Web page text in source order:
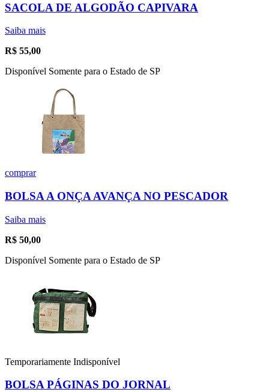
SACOLA DE ALGODÃO CAPIVARA
Saiba mais
R$ 55,00
Disponível Somente para o Estado de SP
comprar
BOLSA A ONÇA AVANÇA NO PESCADOR
Saiba mais
R$ 50,00
Disponível Somente para o Estado de SP
Temporariamente Indisponível
BOLSA PÁGINAS DO JORNAL